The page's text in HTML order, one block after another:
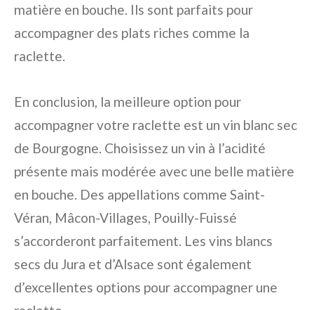
matière en bouche. Ils sont parfaits pour
accompagner des plats riches comme la
raclette.
En conclusion, la meilleure option pour
accompagner votre raclette est un vin blanc sec
de Bourgogne. Choisissez un vin à l’acidité
présente mais modérée avec une belle matière
en bouche. Des appellations comme Saint-
Véran, Mâcon-Villages, Pouilly-Fuissé
s’accorderont parfaitement. Les vins blancs
secs du Jura et d’Alsace sont également
d’excellentes options pour accompagner une